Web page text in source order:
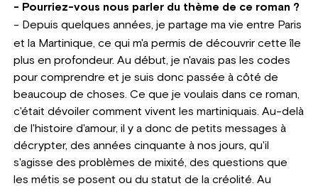
- Pourriez-vous nous parler du thème de ce roman ?
- Depuis quelques années, je partage ma vie entre Paris
et la Martinique, ce qui m'a permis de découvrir cette île
plus en profondeur. Au début, je n'avais pas les codes
pour comprendre et je suis donc passée à côté de
beaucoup de choses. Ce que je voulais dans ce roman,
c'était dévoiler comment vivent les martiniquais. Au-delà
de l'histoire d'amour, il y a donc de petits messages à
décrypter, des années cinquante à nos jours, qu'il
s'agisse des problèmes de mixité, des questions que
les métis se posent ou du statut de la créolité. Au